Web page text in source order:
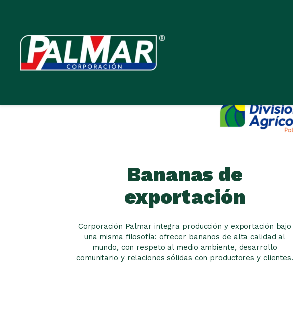
Saltar
Bananas de
exportación
Corporación Palmar integra producción y exportación bajo
una misma filosofía: ofrecer bananos de alta calidad al
mundo, con respeto al medio ambiente, desarrollo
comunitario y relaciones sólidas con productores y clientes.